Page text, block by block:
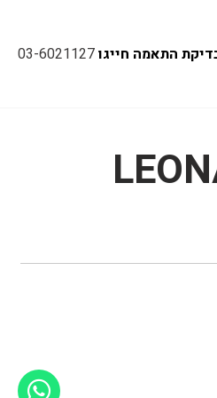
התאמה חייגו03-6021127